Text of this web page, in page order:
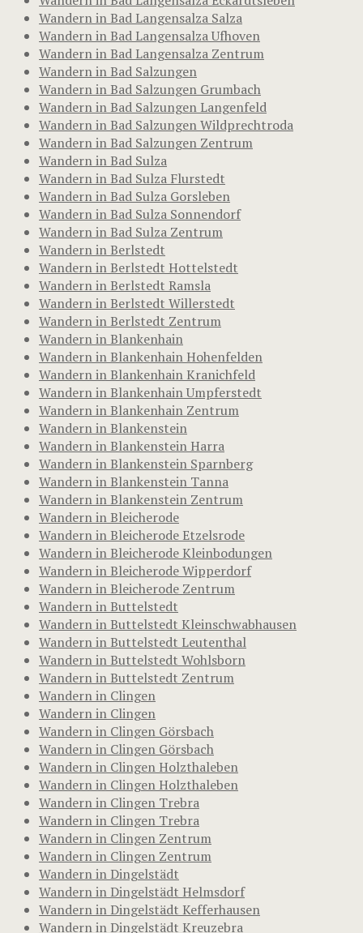
Wandern in Bad Langensalza Salza
Wandern in Bad Langensalza Ufhoven
Wandern in Bad Langensalza Zentrum
Wandern in Bad Salzungen
Wandern in Bad Salzungen Grumbach
Wandern in Bad Salzungen Langenfeld
Wandern in Bad Salzungen Wildprechtroda
Wandern in Bad Salzungen Zentrum
Wandern in Bad Sulza
Wandern in Bad Sulza Flurstedt
Wandern in Bad Sulza Gorsleben
Wandern in Bad Sulza Sonnendorf
Wandern in Bad Sulza Zentrum
Wandern in Berlstedt
Wandern in Berlstedt Hottelstedt
Wandern in Berlstedt Ramsla
Wandern in Berlstedt Willerstedt
Wandern in Berlstedt Zentrum
Wandern in Blankenhain
Wandern in Blankenhain Hohenfelden
Wandern in Blankenhain Kranichfeld
Wandern in Blankenhain Umpferstedt
Wandern in Blankenhain Zentrum
Wandern in Blankenstein
Wandern in Blankenstein Harra
Wandern in Blankenstein Sparnberg
Wandern in Blankenstein Tanna
Wandern in Blankenstein Zentrum
Wandern in Bleicherode
Wandern in Bleicherode Etzelsrode
Wandern in Bleicherode Kleinbodungen
Wandern in Bleicherode Wipperdorf
Wandern in Bleicherode Zentrum
Wandern in Buttelstedt
Wandern in Buttelstedt Kleinschwabhausen
Wandern in Buttelstedt Leutenthal
Wandern in Buttelstedt Wohlsborn
Wandern in Buttelstedt Zentrum
Wandern in Clingen
Wandern in Clingen
Wandern in Clingen Görsbach
Wandern in Clingen Görsbach
Wandern in Clingen Holzthaleben
Wandern in Clingen Holzthaleben
Wandern in Clingen Trebra
Wandern in Clingen Trebra
Wandern in Clingen Zentrum
Wandern in Clingen Zentrum
Wandern in Dingelstädt
Wandern in Dingelstädt Helmsdorf
Wandern in Dingelstädt Kefferhausen
Wandern in Dingelstädt Kreuzebra